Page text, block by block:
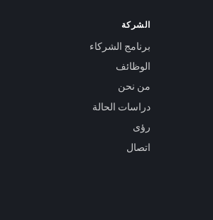
الشركة
برنامج الشركاء
الوظائف
من نحن
دراسات الحالة
رؤى
اتصال